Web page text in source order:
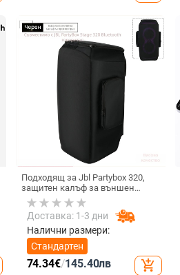
Подходящ за Jbl Partybox 320,
защитен калъф за външен
високоговорител, калъф за
количка Stage 320 Audio,
прахозащитно покритие.
Доставка: 1-3 дни
Налични размери:
Стандартен
74.34€/145.40лв add_shopping_cart